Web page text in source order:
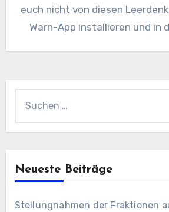
euch nicht von diesen
Warn-App installieren und in
Neueste Beiträge
Stellungnahmen der Fraktionen